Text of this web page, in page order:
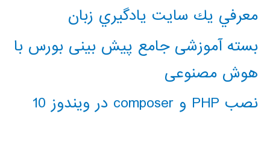
معرفي يك سايت يادگيري زبان
بسته آموزشی جامع پیش بینی بورس با
هوش مصنوعی
نصب PHP و composer در ویندوز 10